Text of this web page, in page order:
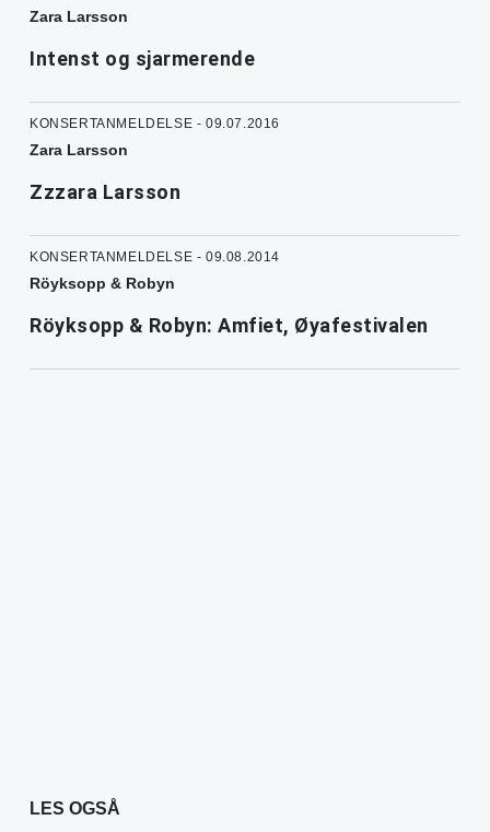
Zara Larsson
Intenst og sjarmerende
KONSERTANMELDELSE - 09.07.2016
Zara Larsson
Zzzara Larsson
KONSERTANMELDELSE - 09.08.2014
Röyksopp & Robyn
Röyksopp & Robyn: Amfiet, Øyafestivalen
LES OGSÅ